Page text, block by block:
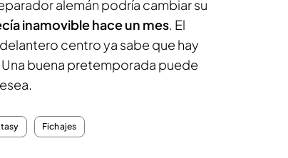
alemán podría cambiar su
inamovible hace un mes. El
centro ya sabe que hay
buena pretemporada puede
Fichajes